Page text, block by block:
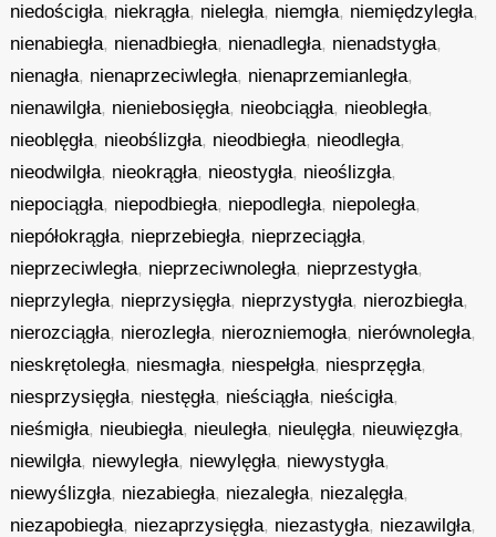
niedościgła, niekrągła, nieległa, niemgła, niemiędzyległa,
nienabiegła, nienadbiegła, nienadległa, nienadstygła,
nienagła, nienaprzeciwległa, nienaprzemianległa,
nienawilgła, nieniebosięgła, nieobciągła, nieobległa,
nieoblęgła, nieobślizgła, nieodbiegła, nieodległa,
nieodwilgła, nieokrągła, nieostygła, nieoślizgła,
niepociągła, niepodbiegła, niepodległa, niepoległa,
niepółokrągła, nieprzebiegła, nieprzeciągła,
nieprzeciwległa, nieprzeciwnoległa, nieprzestygła,
nieprzyległa, nieprzysięgła, nieprzystygła, nierozbiegła,
nierozciągła, nierozległa, nierozniemogła, nierównoległa,
nieskrętoległa, niesmagła, niespełgła, niesprzęgła,
niesprzysięgła, niestęgła, nieściągła, nieścigła,
nieśmigła, nieubiegła, nieuległa, nieulęgła, nieuwięzgła,
niewilgła, niewyległa, niewylęgła, niewystygła,
niewyślizgła, niezabiegła, niezaległa, niezalęgła,
niezapobiegła, niezaprzysięgła, niezastygła, niezawilgła,